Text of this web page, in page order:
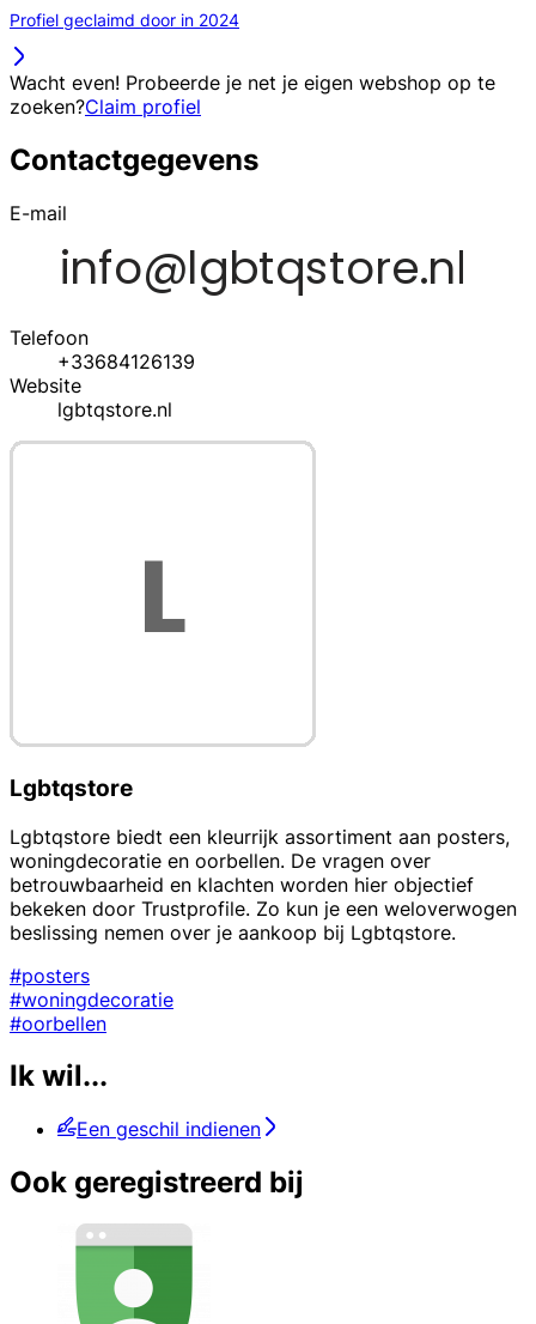
Profiel geclaimd door in 2024
Wacht even! Probeerde je net je eigen webshop op te
zoeken?Claim profiel
Contactgegevens
E-mail
Telefoon
+33684126139
Website
lgbtqstore.nl
Lgbtqstore
Lgbtqstore biedt een kleurrijk assortiment aan posters,
woningdecoratie en oorbellen. De vragen over
betrouwbaarheid en klachten worden hier objectief
bekeken door Trustprofile. Zo kun je een weloverwogen
beslissing nemen over je aankoop bij Lgbtqstore.
#posters
#woningdecoratie
#oorbellen
Ik wil...
Een geschil indienen
Ook geregistreerd bij